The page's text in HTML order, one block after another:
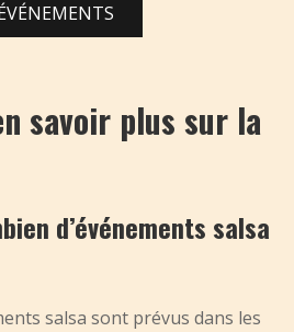
savoir plus sur la
d’événements salsa
salsa sont prévus dans les